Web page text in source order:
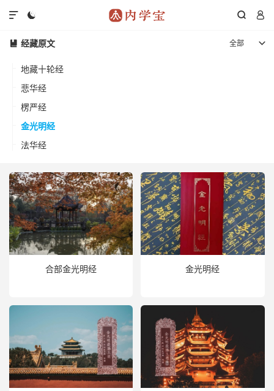
  

全部 
 经藏原文
地藏十轮经
悲华经
楞严经
金光明经
法华经
合部金光明经 金光明经